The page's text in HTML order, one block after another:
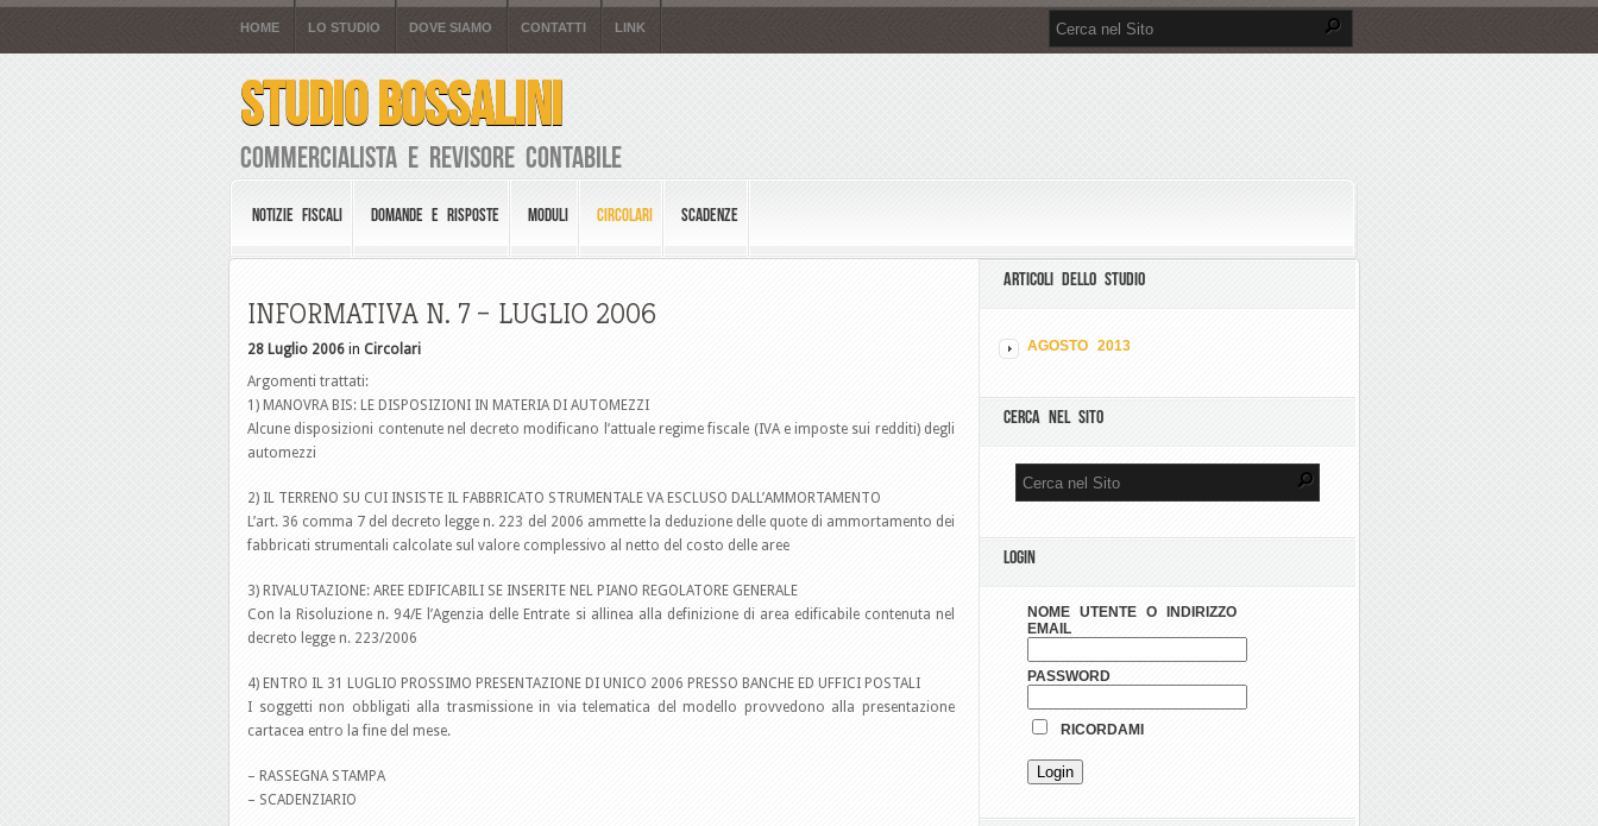
HOME LO STUDIO DOVE SIAMO CONTATTI LINK
STUDIO BOSSALINI
Commercialista e Revisore Contabile
NOTIZIE FISCALI DOMANDE E RISPOSTE MODULI CIRCOLARI SCADENZE
INFORMATIVA N. 7 – LUGLIO 2006
28 Luglio 2006 in Circolari
Argomenti trattati:
1) MANOVRA BIS: LE DISPOSIZIONI IN MATERIA DI AUTOMEZZI
Alcune disposizioni contenute nel decreto modificano l’attuale regime fiscale (IVA e imposte sui redditi) degli
automezzi
2) IL TERRENO SU CUI INSISTE IL FABBRICATO STRUMENTALE VA ESCLUSO DALL’AMMORTAMENTO
L’art. 36 comma 7 del decreto legge n. 223 del 2006 ammette la deduzione delle quote di ammortamento dei
fabbricati strumentali calcolate sul valore complessivo al netto del costo delle aree
3) RIVALUTAZIONE: AREE EDIFICABILI SE INSERITE NEL PIANO REGOLATORE GENERALE
Con la Risoluzione n. 94/E l’Agenzia delle Entrate si allinea alla definizione di area edificabile contenuta nel
decreto legge n. 223/2006
4) ENTRO IL 31 LUGLIO PROSSIMO PRESENTAZIONE DI UNICO 2006 PRESSO BANCHE ED UFFICI POSTALI
I soggetti non obbligati alla trasmissione in via telematica del modello provvedono alla presentazione
cartacea entro la fine del mese.
– RASSEGNA STAMPA
– SCADENZIARIO
ARTICOLI DELLO STUDIO
AGOSTO 2013
CERCA NEL SITO
LOGIN
NOME UTENTE O INDIRIZZO
EMAIL
PASSWORD
RICORDAMI